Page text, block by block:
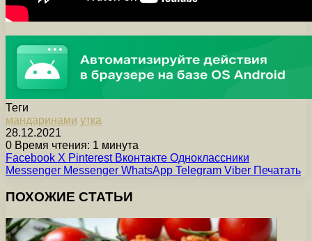
Теги
мандаринами утка
28.12.2021
0 Время чтения: 1 минута
Facebook X Pinterest Вконтакте Одноклассники
Messenger Messenger WhatsApp Telegram Viber Печатать
ПОХОЖИЕ СТАТЬИ